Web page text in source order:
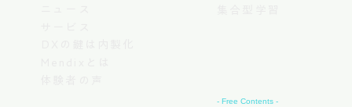
- Free Contents -